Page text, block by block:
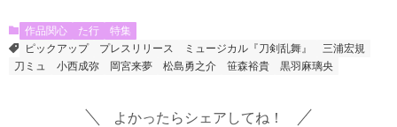
作品関心 た行
特集
ピックアップ
プレスリリース ミュージカル『刀剣乱舞』
三浦宏規
刀ミュ
小西成弥 岡宮来夢 松島勇之介 笹森裕貴 黒羽麻璃央
よかったらシェアしてね！